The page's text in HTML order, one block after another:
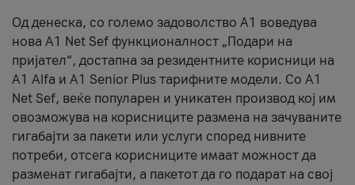
Од денеска, со големо задоволство А1 воведува
нова A1 Net Sef функционалност „Подари на
пријател“, достапна за резидентните корисници на
А1 Alfa и A1 Senior Plus тарифните модели. Со A1
Net Sef, веќе популарен и уникатен производ кој им
овозможува на корисниците размена на зачуваните
гигабајти за пакети или услуги според нивните
потреби, отсега корисниците имаат можност да
разменат гигабајти, а пакетот да го подарат на свој